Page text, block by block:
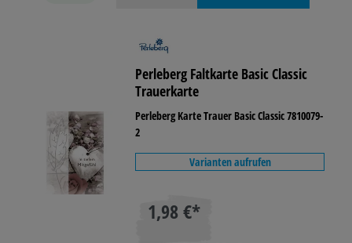
Perleberg Faltkarte Basic Classic
Trauerkarte
Perleberg Karte Trauer Basic Classic 7810079-
2
Varianten aufrufen
1,98 €*